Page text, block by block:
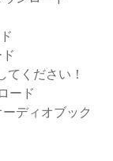
ください！
ード
ディオブック